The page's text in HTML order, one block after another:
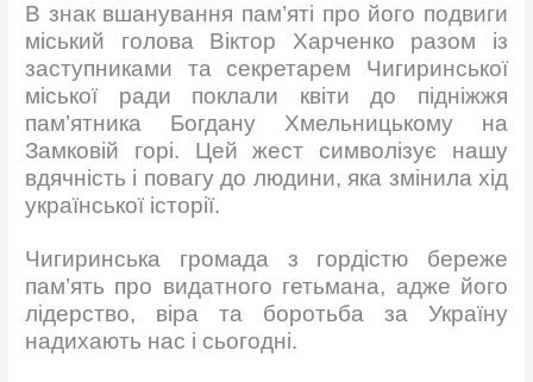
В знак вшанування пам’яті про його подвиги
міський голова Віктор Харченко разом із
заступниками та секретарем Чигиринської
міської ради поклали квіти до підніжжя
пам’ятника Богдану Хмельницькому на
Замковій горі. Цей жест символізує нашу
вдячність і повагу до людини, яка змінила хід
української історії.
Чигиринська громада з гордістю береже
пам’ять про видатного гетьмана, адже його
лідерство, віра та боротьба за Україну
надихають нас і сьогодні.